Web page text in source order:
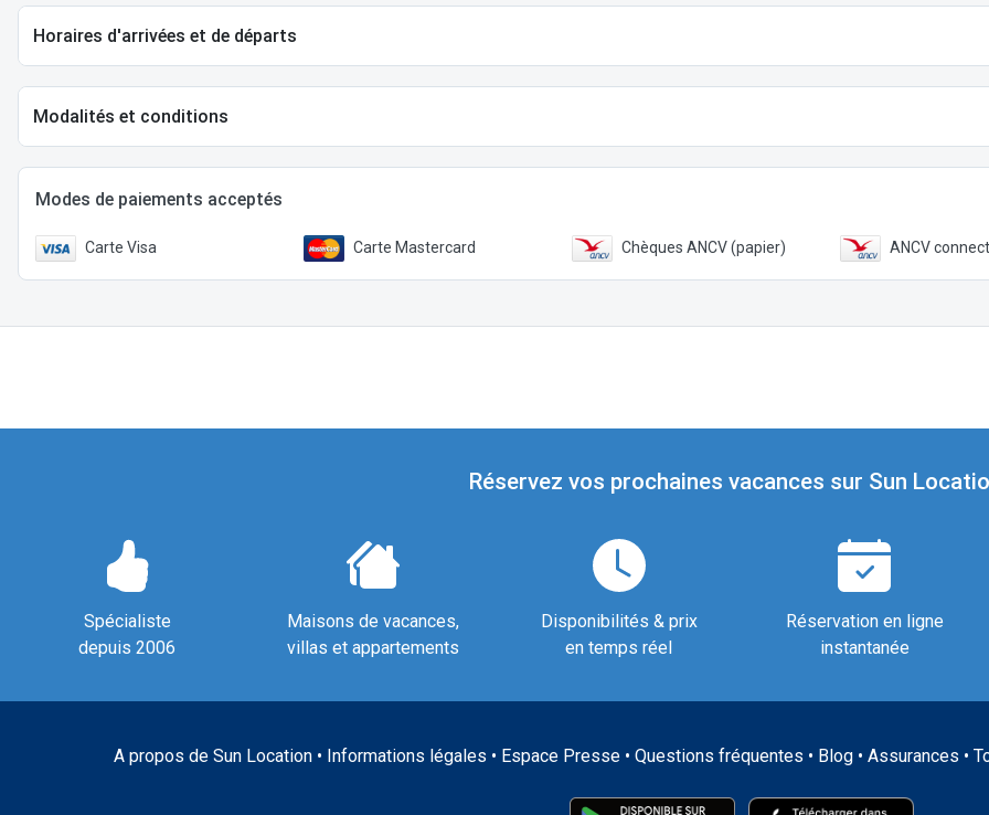
Horaires d'arrivées et de départs
Modalités et conditions
Modes de paiements acceptés
Carte Visa Carte Mastercard Chèques ANCV (papier) ANCV connect
Réservez vos prochaines vacances sur Sun
Spécialiste
depuis 2006
Maisons de vacances,
villas et appartements
Disponibilités & prix
en temps réel
Réservation en ligne
instantanée
A propos de Sun Location• Informations légales • Espace Presse• Questions fréquentes • Blog• Assurances •